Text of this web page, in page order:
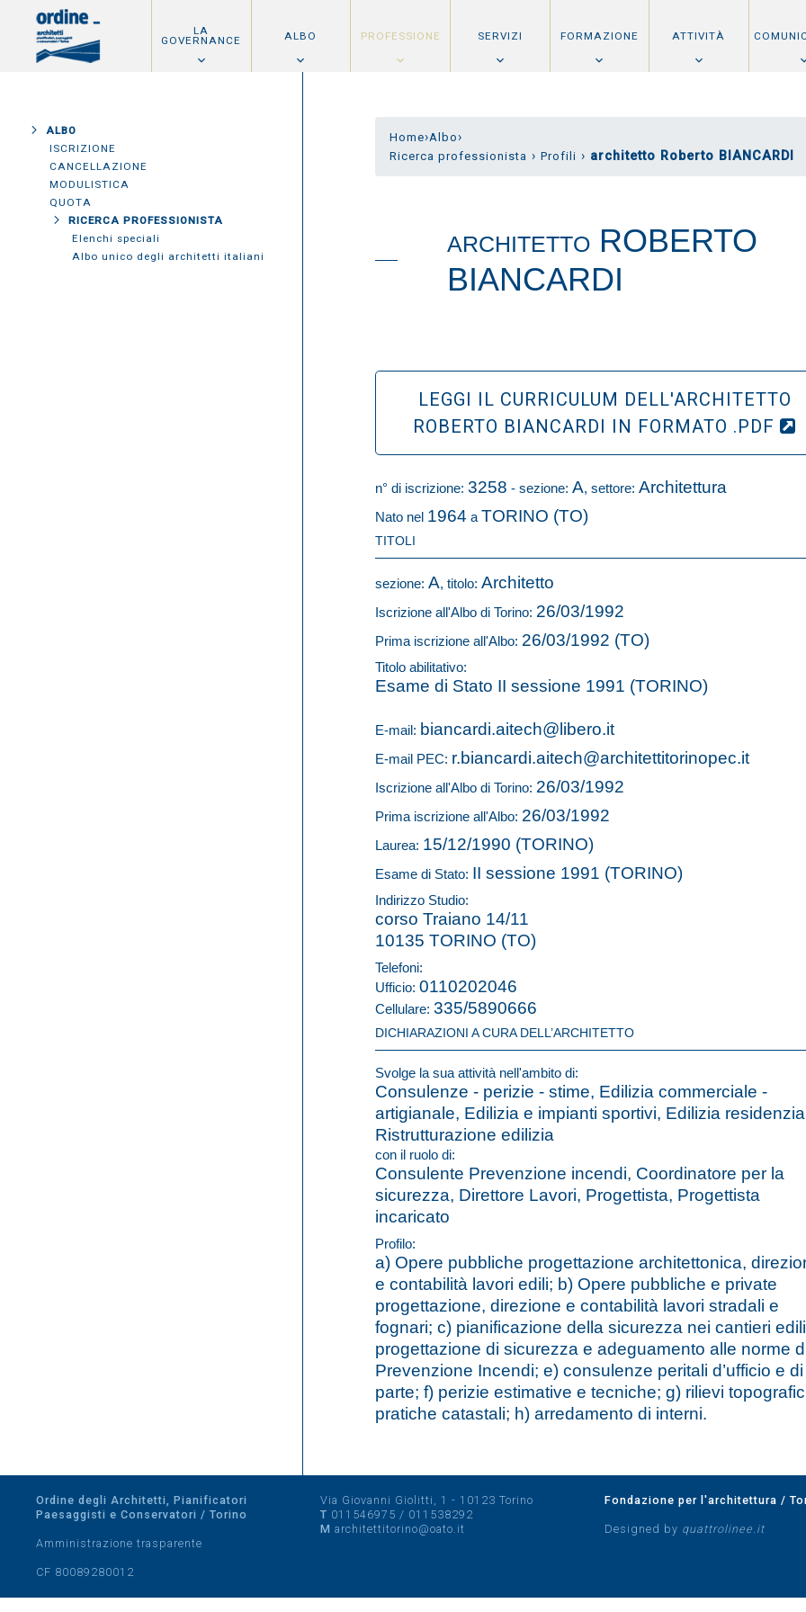
LA
GOVERNANCE ALBO PROFESSIONE SERVIZI FORMAZIONE ATTIVITÀ
ALBO
ISCRIZIONE
CANCELLAZIONE
MODULISTICA
QUOTA
RICERCA PROFESSIONISTA
Elenchi speciali
Albo unico degli architetti italiani
Home›Albo›
Ricerca professionista › Profili › architetto Roberto BIANCARDI
ARCHITETTO ROBERTO
BIANCARDI
LEGGI IL CURRICULUM DELL'ARCHITETTO
ROBERTO BIANCARDI IN FORMATO .PDF
n° di iscrizione: 3258 - sezione: A, settore: Architettura
Nato nel 1964 a TORINO (TO)
TITOLI
sezione: A, titolo: Architetto
Iscrizione all'Albo di Torino: 26/03/1992
Prima iscrizione all'Albo: 26/03/1992 (TO)
Titolo abilitativo:
Esame di Stato II sessione 1991 (TORINO)
E-mail: biancardi.aitech@libero.it
E-mail PEC: r.biancardi.aitech@architettitorinopec.it
Iscrizione all'Albo di Torino: 26/03/1992
Prima iscrizione all'Albo: 26/03/1992
Laurea: 15/12/1990 (TORINO)
Esame di Stato: II sessione 1991 (TORINO)
Indirizzo Studio:
corso Traiano 14/11
10135 TORINO (TO)
Telefoni:
Ufficio: 0110202046
Cellulare: 335/5890666
DICHIARAZIONI A CURA DELL’ARCHITETTO
Svolge la sua attività nell'ambito di:
Consulenze - perizie - stime, Edilizia commerciale -
artigianale, Edilizia e impianti sportivi, Edilizia
Ristrutturazione edilizia
con il ruolo di:
Consulente Prevenzione incendi, Coordinatore per la
sicurezza, Direttore Lavori, Progettista, Progettista
incaricato
Profilo:
a) Opere pubbliche progettazione architettonica,
e contabilità lavori edili; b) Opere pubbliche e private
progettazione, direzione e contabilità lavori stradali e
fognari; c) pianificazione della sicurezza nei cantieri
progettazione di sicurezza e adeguamento alle norme
Prevenzione Incendi; e) consulenze peritali d’ufficio e di
parte; f) perizie estimative e tecniche; g) rilievi
pratiche catastali; h) arredamento di interni.
Ordine degli Architetti, Pianificatori
Paesaggisti e Conservatori / Torino
Amministrazione trasparente
CF 80089280012
Via Giovanni Giolitti, 1 - 10123 Torino
T 011546975 / 011538292
M architettitorino@oato.it
Fondazione per l'architettura /
Designed by quattrolinee.it